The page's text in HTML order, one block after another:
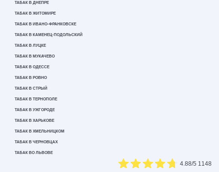
ТАБАК В ДНЕПРЕ
ТАБАК В ЖИТОМИРЕ
ТАБАК В ИВАНО-ФРАНКОВСКЕ
ТАБАК В КАМЕНЕЦ-ПОДОЛЬСКИЙ
ТАБАК В ЛУЦКЕ
ТАБАК В МУКАЧЕВО
ТАБАК В ОДЕССЕ
ТАБАК В РОВНО
ТАБАК В СТРЫЙ
ТАБАК В ТЕРНОПОЛЕ
ТАБАК В УЖГОРОДЕ
ТАБАК В ХАРЬКОВЕ
ТАБАК В ХМЕЛЬНИЦКОМ
ТАБАК В ЧЕРНОВЦАХ
ТАБАК ВО ЛЬВОВЕ
4.88/5 1148